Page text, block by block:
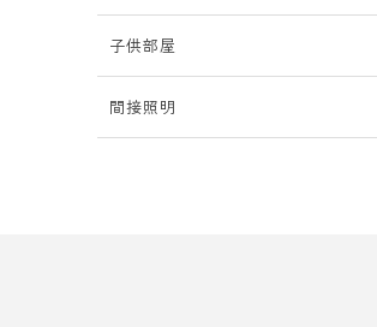
子供部屋
間接照明